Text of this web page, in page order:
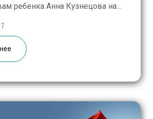
ребенка Анна Кузнецова на
с представителями
обороны России и АНО
миссия».